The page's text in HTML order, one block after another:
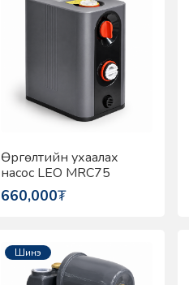
Өргөлтийн ухаалах
насос LEO MRC75
660,000₮
Шинэ